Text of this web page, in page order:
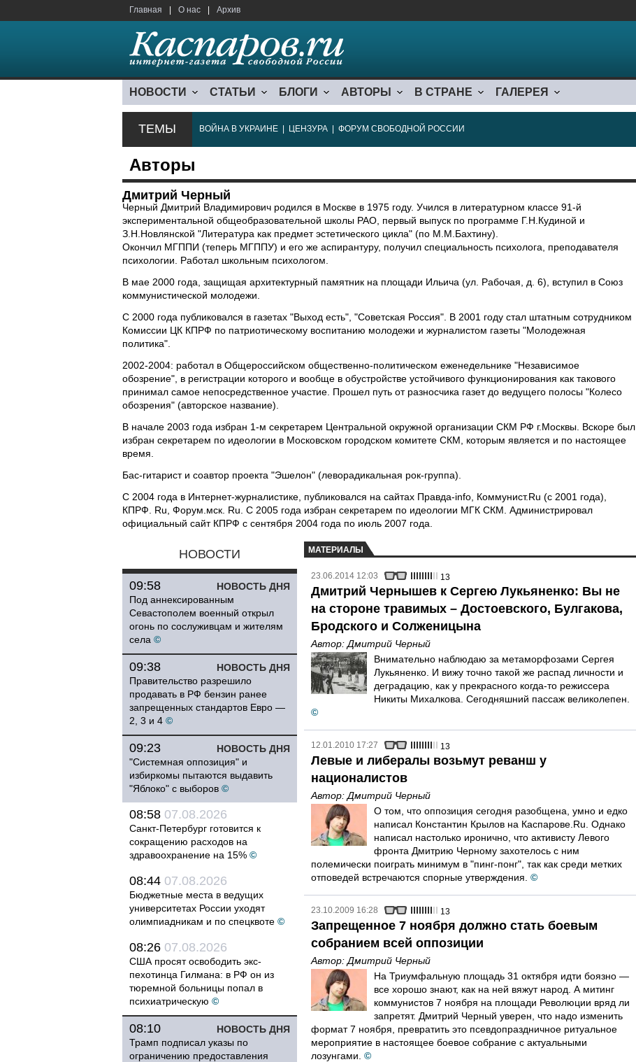
Главная О нас Архив
НОВОСТИ СТАТЬИ БЛОГИ АВТОРЫ В СТРАНЕ ГАЛЕРЕЯ
ТЕМЫ ВОЙНА В УКРАИНЕ ЦЕНЗУРА ФОРУМ СВОБОДНОЙ РОССИИ
Авторы
Дмитрий Черный
Черный Дмитрий Владимирович родился в Москве в 1975 году. Учился в литературном классе 91-й
экспериментальной общеобразовательной школы РАО, первый выпуск по программе Г.Н.Кудиной и
З.Н.Новлянской "Литература как предмет эстетического цикла" (по М.М.Бахтину).
Окончил МГППИ (теперь МГППУ) и его же аспирантуру, получил специальность психолога, преподавателя
психологии. Работал школьным психологом.
В мае 2000 года, защищая архитектурный памятник на площади Ильича (ул. Рабочая, д. 6), вступил в Союз
коммунистической молодежи.
С 2000 года публиковался в газетах "Выход есть", "Советская Россия". В 2001 году стал штатным сотрудником
Комиссии ЦК КПРФ по патриотическому воспитанию молодежи и журналистом газеты "Молодежная
политика".
2002-2004: работал в Общероссийском общественно-политическом еженедельнике "Независимое
обозрение", в регистрации которого и вообще в обустройстве устойчивого функционирования как такового
принимал самое непосредственное участие. Прошел путь от разносчика газет до ведущего полосы "Колесо
обозрения" (авторское название).
В начале 2003 года избран 1-м секретарем Центральной окружной организации СКМ РФ г.Москвы. Вскоре был
избран секретарем по идеологии в Московском городском комитете СКМ, которым является и по настоящее
время.
Бас-гитарист и соавтор проекта "Эшелон" (леворадикальная рок-группа).
С 2004 года в Интернет-журналистике, публиковался на сайтах Правда-info, Коммунист.Ru (с 2001 года),
КПРФ. Ru, Форум.мск. Ru. C 2005 года избран секретарем по идеологии МГК СКМ. Администрировал
официальный сайт КПРФ с сентября 2004 года по июль 2007 года.
НОВОСТИ
НОВОСТЬ ДНЯ
09:58
Под аннексированным
Севастополем военный открыл
огонь по сослуживцам и жителям
села ©
НОВОСТЬ ДНЯ
09:38
Правительство разрешило
продавать в РФ бензин ранее
запрещенных стандартов Евро —
2, 3 и 4 ©
НОВОСТЬ ДНЯ
09:23
"Системная оппозиция" и
избиркомы пытаются выдавить
"Яблоко" с выборов ©
08:58 07.08.2026
Санкт-Петербург готовится к
сокращению расходов на
здравоохранение на 15% ©
08:44 07.08.2026
Бюджетные места в ведущих
университетах России уходят
олимпиадникам и по спецквоте ©
08:26 07.08.2026
США просят освободить экс-
пехотинца Гилмана: в РФ он из
тюремной больницы попал в
психиатрическую ©
НОВОСТЬ ДНЯ
08:10
Трамп подписал указы по
ограничению предоставления
МАТЕРИАЛЫ
23.06.2014 12:03 13
Дмитрий Чернышев к Сергею Лукьяненко: Вы не
на стороне травимых – Достоевского, Булгакова,
Бродского и Солженицына
Автор: Дмитрий Черный
Внимательно наблюдаю за метаморфозами Сергея
Лукьяненко. И вижу точно такой же распад личности и
деградацию, как у прекрасного когда-то режиссера
Никиты Михалкова. Сегодняшний пассаж великолепен.
©
12.01.2010 17:27 13
Левые и либералы возьмут реванш у
националистов
Автор: Дмитрий Черный
О том, что оппозиция сегодня разобщена, умно и едко
написал Константин Крылов на Каспарове.Ru. Однако
написал настолько иронично, что активисту Левого
фронта Дмитрию Черному захотелось с ним
полемически поиграть минимум в "пинг-понг", так как среди метких
отповедей встречаются спорные утверждения. ©
23.10.2009 16:28 13
Запрещенное 7 ноября должно стать боевым
собранием всей оппозиции
Автор: Дмитрий Черный
На Триумфальную площадь 31 октября идти боязно —
все хорошо знают, как на ней вяжут народ. А митинг
коммунистов 7 ноября на площади Революции вряд ли
запретят. Дмитрий Черный уверен, что надо изменить
формат 7 ноября, превратить это псевдопраздничное ритуальное
мероприятие в настоящее боевое собрание с актуальными
лозунгами. ©